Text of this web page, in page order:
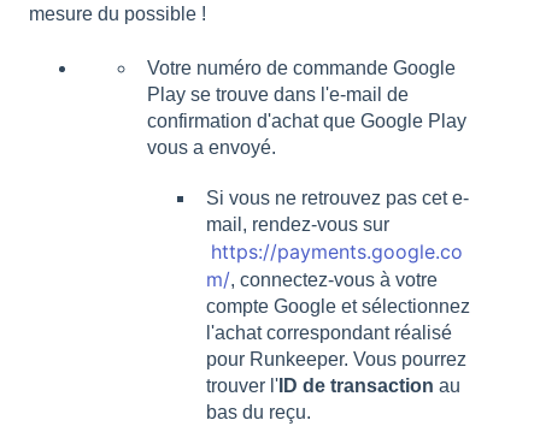
mesure du possible !
Votre numéro de commande Google
Play se trouve dans l'e-mail de
confirmation d'achat que Google Play
vous a envoyé.
Si vous ne retrouvez pas cet e-
mail, rendez-vous sur
https://payments.google.co
m/, connectez-vous à votre
compte Google et sélectionnez
l'achat correspondant réalisé
pour Runkeeper. Vous pourrez
trouver l' ID de transaction au
bas du reçu.